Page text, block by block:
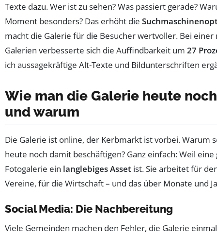
Texte dazu. Wer ist zu sehen? Was passiert gerade?
Moment besonders? Das erhöht die
macht die Galerie für die Besucher wertvoller. Bei
Galerien verbesserte sich die Auffindbarkeit um 27
ich aussagekräftige Alt-Texte und Bildunterschriften
Wie man die Galerie heute
und warum
Die Galerie ist online, der Kerbmarkt ist vorbei. Warum
heute noch damit beschäftigen? Ganz einfach: Weil
Fotogalerie ein langlebiges Asset ist. Sie arbeitet für
Vereine, für die Wirtschaft – und das über Monate und
Social Media: Die Nachbereitung
Viele Gemeinden machen den Fehler, die Galerie